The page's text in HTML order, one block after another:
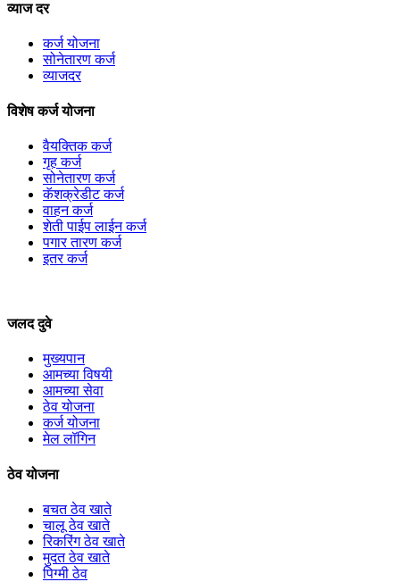
व्याज दर
कर्ज योजना
सोनेतारण कर्ज
व्याजदर
विशेष कर्ज योजना
वैयक्तिक कर्ज
गृह कर्ज
सोनेतारण कर्ज
कॅशक्रेडीट कर्ज
वाहन कर्ज
शेती पाईप लाईन कर्ज
पगार तारण कर्ज
इतर कर्ज
जलद दुवे
मुख्यपान
आमच्या विषयी
आमच्या सेवा
ठेव योजना
कर्ज योजना
मेल लॉगिन
ठेव योजना
बचत ठेव खाते
चालू ठेव खाते
रिकरिंग ठेव खाते
मुदत ठेव खाते
पिग्मी ठेव